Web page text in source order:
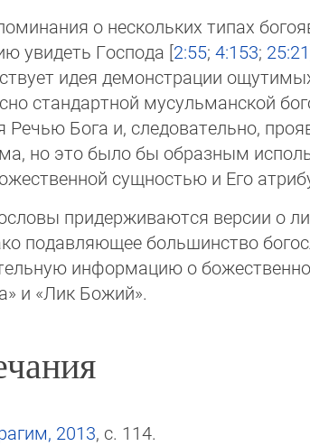
о нескольких типах
увидеть Господа [2:55; 4:153; 25:21
идея демонстрации
стандартной мусульманской
Речью Бога и, следовательно,
но это было бы образным
сущностью и Его
придерживаются версии о
подавляющее большинство
информацию о
и «Лик Божий».
2013, с. 114.